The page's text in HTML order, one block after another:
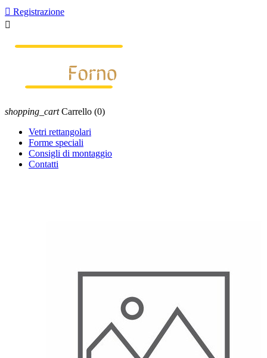
 Registrazione

shopping_cart Carrello (0)
Vetri rettangolari
Forme speciali
Consigli di montaggio
Contatti